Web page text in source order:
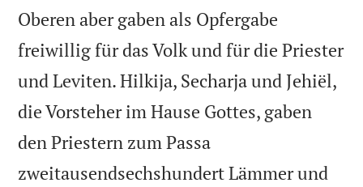
Oberen aber gaben als Opfergabe
freiwillig für das Volk und für die Priester
und Leviten. Hilkija, Secharja und Jehiël,
die Vorsteher im Hause Gottes, gaben
den Priestern zum Passa
zweitausendsechshundert Lämmer und